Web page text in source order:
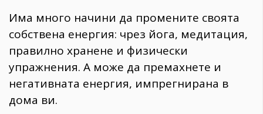
Има много начини да промените своята
собствена енергия: чрез йога, медитация,
правилно хранене и физически
упражнения. А може да премахнете и
негативната енергия, импрегнирана в
дома ви.